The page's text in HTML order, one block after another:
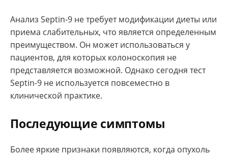
Анализ Septin-9 не требует модификации диеты или
приема слабительных, что является определенным
преимуществом. Он может использоваться у
пациентов, для которых колоноскопия не
представляется возможной. Однако сегодня тест
Septin-9 не используется повсеместно в
клинической практике.
Последующие симптомы
Более яркие признаки появляются, когда опухоль